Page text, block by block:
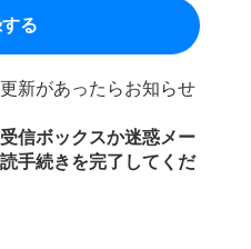
新があったらお知らせ
信ボックスか迷惑メー
手続きを完了してくだ